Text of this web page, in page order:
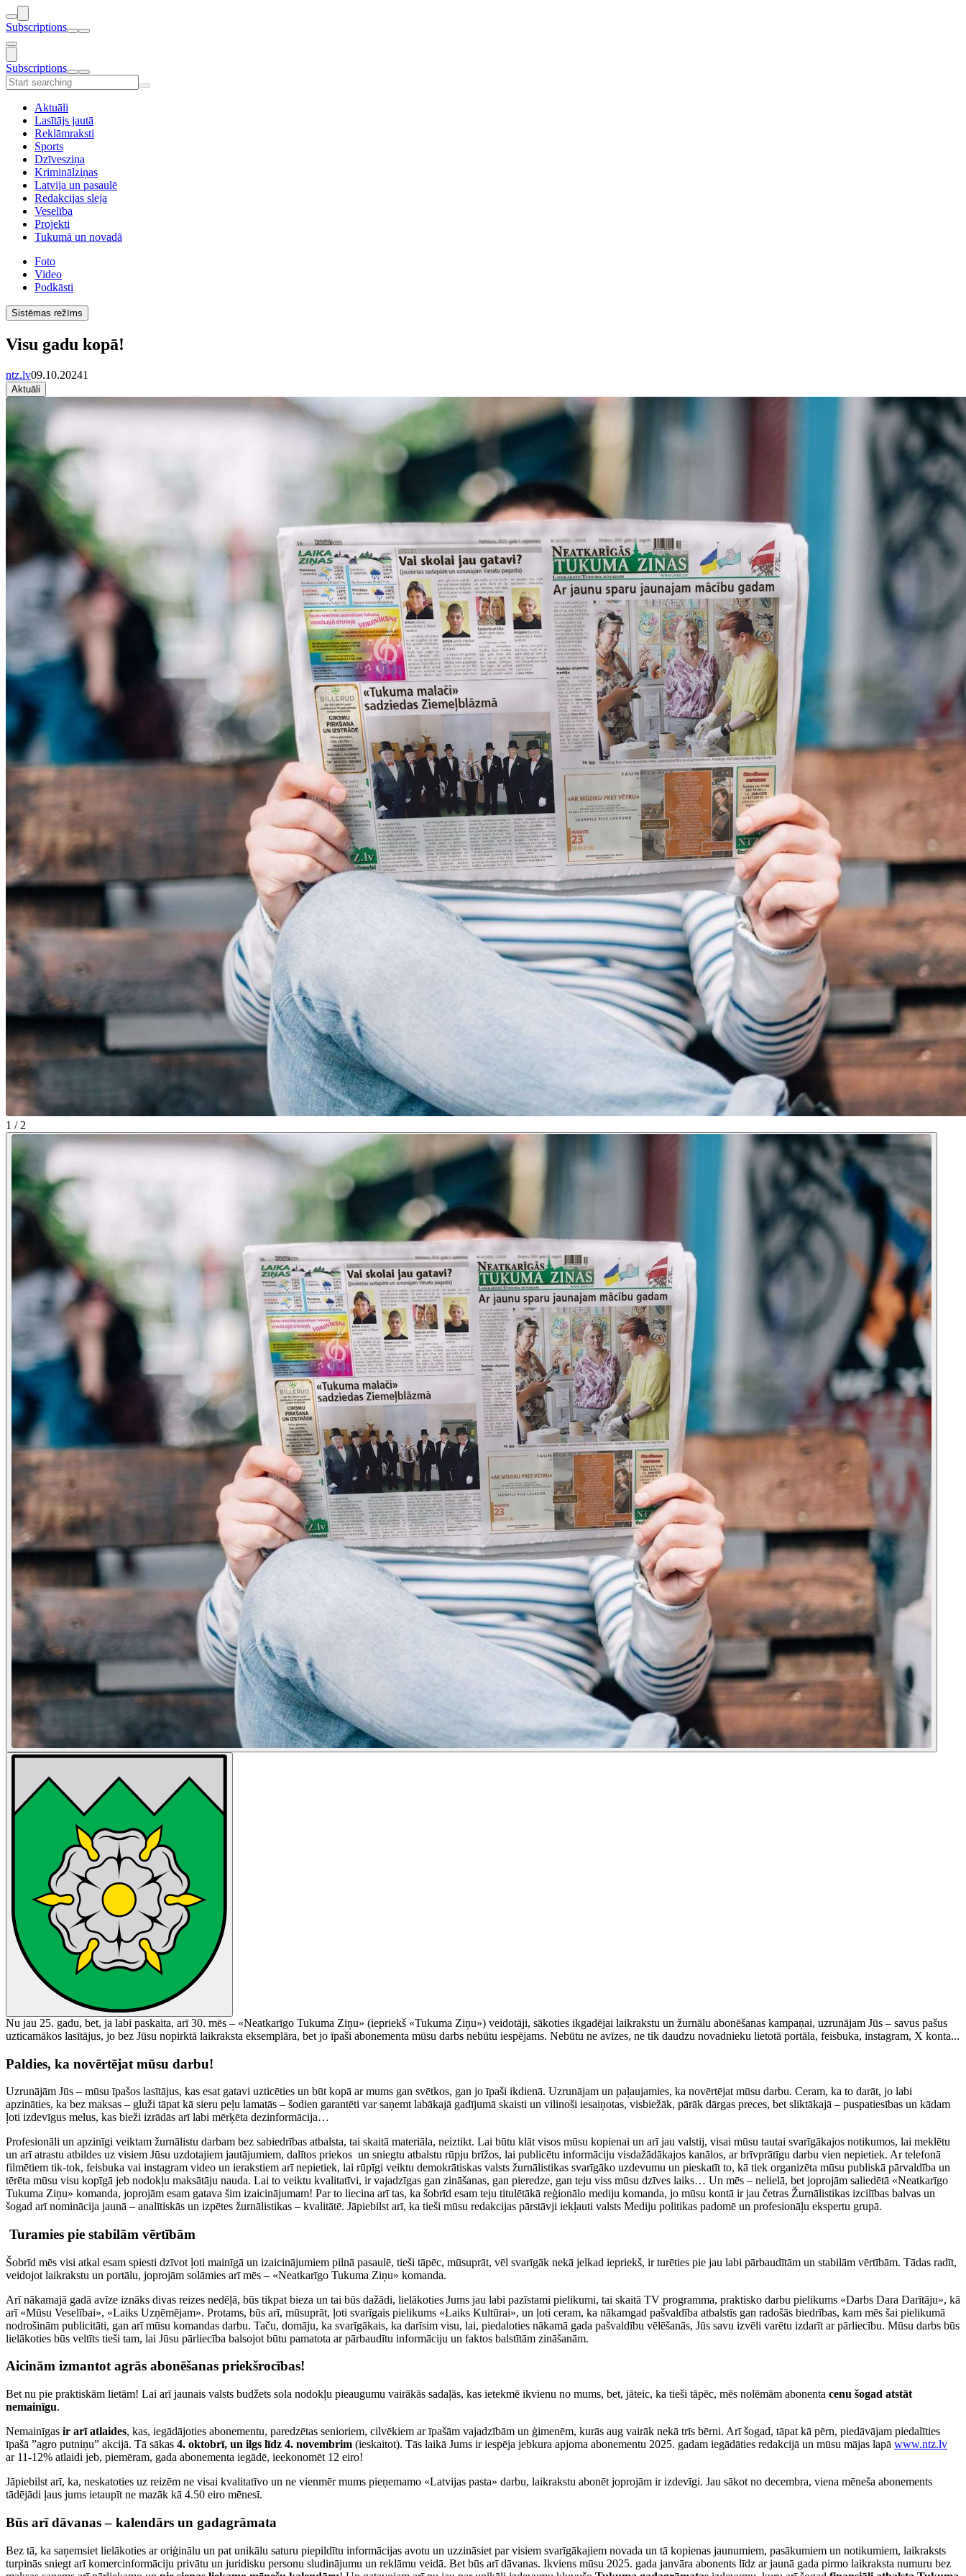
Subscriptions
Subscriptions
Aktuāli
Lasītājs jautā
Reklāmraksti
Sports
Dzīvesziņa
Kriminālziņas
Latvija un pasaulē
Redakcijas sleja
Veselība
Projekti
Tukumā un novadā
Foto
Video
Podkāsti
Sistēmas režīms
Visu gadu kopā!
ntz.lv09.10.20241
Aktuāli
1 / 2
Nu jau 25. gadu, bet, ja labi paskaita, arī 30. mēs – «Neatkarīgo Tukuma Ziņu» (iepriekš «Tukuma Ziņu») veidotāji, sākoties ikgadējai laikrakstu un žurnālu abonēšanas kampaņai, uzrunājam Jūs – savus pašus
uzticamākos lasītājus, jo bez Jūsu nopirktā laikraksta eksemplāra, bet jo īpaši abonementa mūsu darbs nebūtu iespējams. Nebūtu ne avīzes, ne tik daudzu novadnieku lietotā portāla, feisbuka, instagram, X konta...
Paldies, ka novērtējat mūsu darbu!
Uzrunājām Jūs – mūsu īpašos lasītājus, kas esat gatavi uzticēties un būt kopā ar mums gan svētkos, gan jo īpaši ikdienā. Uzrunājam un paļaujamies, ka novērtējat mūsu darbu. Ceram, ka to darāt, jo labi
apzināties, ka bez maksas – gluži tāpat kā sieru peļu lamatās – šodien garantēti var saņemt labākajā gadījumā skaisti un vilinoši iesaiņotas, visbiežāk, pārāk dārgas preces, bet sliktākajā – puspatiesības un kādam
ļoti izdevīgus melus, kas bieži izrādās arī labi mērķēta dezinformācija…
Profesionāli un apzinīgi veiktam žurnālistu darbam bez sabiedrības atbalsta, tai skaitā materiāla, neiztikt. Lai būtu klāt visos mūsu kopienai un arī jau valstij, visai mūsu tautai svarīgākajos notikumos, lai meklētu
un arī atrastu atbildes uz visiem Jūsu uzdotajiem jautājumiem, dalītos priekos un sniegtu atbalstu rūpju brīžos, lai publicētu informāciju visdažādākajos kanālos, ar brīvprātīgu darbu vien nepietiek. Ar telefonā
filmētiem tik-tok, feisbuka vai instagram video un ierakstiem arī nepietiek, lai rūpīgi veiktu demokrātiskas valsts žurnālistikas svarīgāko uzdevumu un pieskatīt to, kā tiek organizēta mūsu publiskā pārvaldība un
tērēta mūsu visu kopīgā jeb nodokļu maksātāju nauda. Lai to veiktu kvalitatīvi, ir vajadzīgas gan zināšanas, gan pieredze, gan teju viss mūsu dzīves laiks… Un mēs – nelielā, bet joprojām saliedētā «Neatkarīgo
Tukuma Ziņu» komanda, joprojām esam gatava šim izaicinājumam! Par to liecina arī tas, ka šobrīd esam teju titulētākā reģionālo mediju komanda, jo mūsu kontā ir jau četras Žurnālistikas izcilības balvas un
šogad arī nominācija jaunā – analītiskās un izpētes žurnālistikas – kvalitātē. Jāpiebilst arī, ka tieši mūsu redakcijas pārstāvji iekļauti valsts Mediju politikas padomē un profesionāļu ekspertu grupā.
Turamies pie stabilām vērtībām
Šobrīd mēs visi atkal esam spiesti dzīvot ļoti mainīgā un izaicinājumiem pilnā pasaulē, tieši tāpēc, mūsuprāt, vēl svarīgāk nekā jelkad iepriekš, ir turēties pie jau labi pārbaudītām un stabilām vērtībām. Tādas radīt,
veidojot laikrakstu un portālu, joprojām solāmies arī mēs – «Neatkarīgo Tukuma Ziņu» komanda.
Arī nākamajā gadā avīze iznāks divas reizes nedēļā, būs tikpat bieza un tai būs dažādi, lielākoties Jums jau labi pazīstami pielikumi, tai skaitā TV programma, praktisko darbu pielikums «Darbs Dara Darītāju», kā
arī «Mūsu Veselībai», «Laiks Uzņēmējam». Protams, būs arī, mūsuprāt, ļoti svarīgais pielikums «Laiks Kultūrai», un ļoti ceram, ka nākamgad pašvaldība atbalstīs gan radošās biedrības, kam mēs šai pielikumā
nodrošinām publicitāti, gan arī mūsu komandas darbu. Taču, domāju, ka svarīgākais, ka darīsim visu, lai, piedaloties nākamā gada pašvaldību vēlēšanās, Jūs savu izvēli varētu izdarīt ar pārliecību. Mūsu darbs būs
lielākoties būs veltīts tieši tam, lai Jūsu pārliecība balsojot būtu pamatota ar pārbaudītu informāciju un faktos balstītām zināšanām.
Aicinām izmantot agrās abonēšanas priekšrocības!
Bet nu pie praktiskām lietām! Lai arī jaunais valsts budžets sola nodokļu pieaugumu vairākās sadaļās, kas ietekmē ikvienu no mums, bet, jāteic, ka tieši tāpēc, mēs nolēmām abonenta cenu šogad atstāt
nemainīgu.
Nemainīgas ir arī atlaides, kas, iegādājoties abonementu, paredzētas senioriem, cilvēkiem ar īpašām vajadzībām un ģimenēm, kurās aug vairāk nekā trīs bērni. Arī šogad, tāpat kā pērn, piedāvājam piedalīties
īpašā ”agro putniņu” akcijā. Tā sākas 4. oktobrī, un ilgs līdz 4. novembrim (ieskaitot). Tās laikā Jums ir iespēja jebkura apjoma abonementu 2025. gadam iegādāties redakcijā un mūsu mājas lapā www.ntz.lv
ar 11-12% atlaidi jeb, piemēram, gada abonementa iegādē, ieekonomēt 12 eiro!
Jāpiebilst arī, ka, neskatoties uz reizēm ne visai kvalitatīvo un ne vienmēr mums pieņemamo «Latvijas pasta» darbu, laikrakstu abonēt joprojām ir izdevīgi. Jau sākot no decembra, viena mēneša abonements
tādējādi ļaus jums ietaupīt ne mazāk kā 4.50 eiro mēnesī.
Būs arī dāvanas – kalendārs un gadagrāmata
Bez tā, ka saņemsiet lielākoties ar oriģinālu un pat unikālu saturu piepildītu informācijas avotu un uzzināsiet par visiem svarīgākajiem novada un tā kopienas jaunumiem, pasākumiem un notikumiem, laikraksts
turpinās sniegt arī komercinformāciju privātu un juridisku personu sludinājumu un reklāmu veidā. Bet būs arī dāvanas. Ikviens mūsu 2025. gada janvāra abonents līdz ar jaunā gada pirmo laikraksta numuru bez